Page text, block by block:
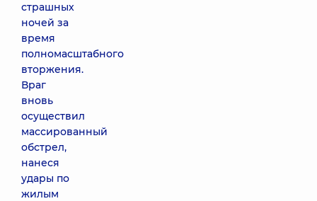
страшных
ночей за
время
полномасштабного
вторжения.
Враг
вновь
осуществил
массированный
обстрел,
нанеся
удары по
жилым